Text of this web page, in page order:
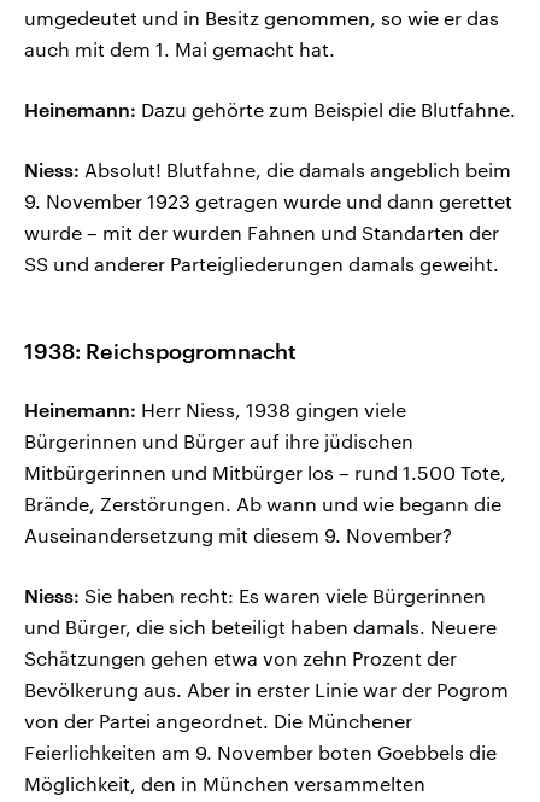
umgedeutet und in Besitz genommen, so wie er das
auch mit dem 1. Mai gemacht hat.
Heinemann: Dazu gehörte zum Beispiel die Blutfahne.
Niess: Absolut! Blutfahne, die damals angeblich beim
9. November 1923 getragen wurde und dann gerettet
wurde – mit der wurden Fahnen und Standarten der
SS und anderer Parteigliederungen damals geweiht.
1938: Reichspogromnacht
Heinemann: Herr Niess, 1938 gingen viele
Bürgerinnen und Bürger auf ihre jüdischen
Mitbürgerinnen und Mitbürger los – rund 1.500 Tote,
Brände, Zerstörungen. Ab wann und wie begann die
Auseinandersetzung mit diesem 9. November?
Niess: Sie haben recht: Es waren viele Bürgerinnen
und Bürger, die sich beteiligt haben damals. Neuere
Schätzungen gehen etwa von zehn Prozent der
Bevölkerung aus. Aber in erster Linie war der Pogrom
von der Partei angeordnet. Die Münchener
Feierlichkeiten am 9. November boten Goebbels die
Möglichkeit, den in München versammelten